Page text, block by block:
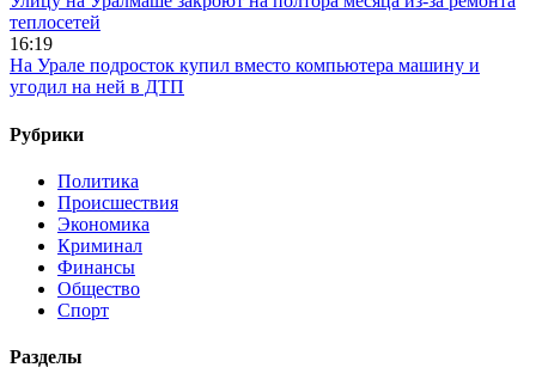
теплосетей
16:19
На Урале подросток купил вместо компьютера машину и
угодил на ней в ДТП
Рубрики
Политика
Происшествия
Экономика
Криминал
Финансы
Общество
Спорт
Разделы